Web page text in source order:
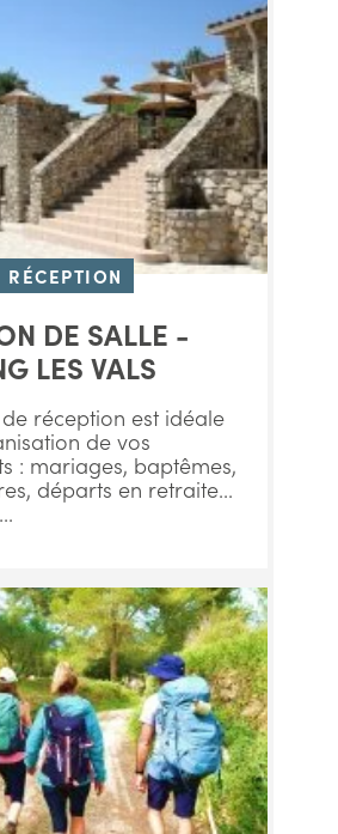
DE SALLE -
LES VALS
réception est idéale
de vos
: mariages, baptêmes,
départs en retraite...